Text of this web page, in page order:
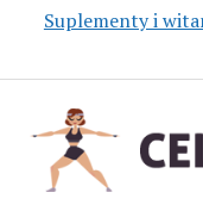
Suplementy i